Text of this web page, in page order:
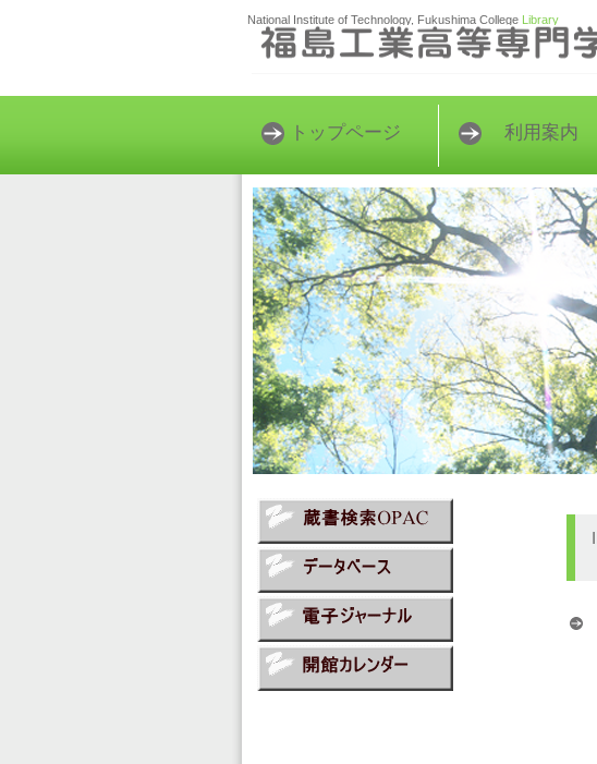
National Institute of Technology, Fukushima College Library
トップページ 利用案内